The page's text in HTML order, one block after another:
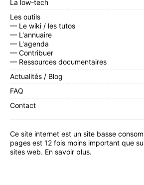
La low-tech
Les outils
— Le wiki / les tutos
— L'annuaire
— L'agenda
— Contribuer
— Ressources documentaires
Actualités / Blog
FAQ
Contact
Ce site internet est un site basse
pages est 12 fois moins important que
sites web. En savoir plus.